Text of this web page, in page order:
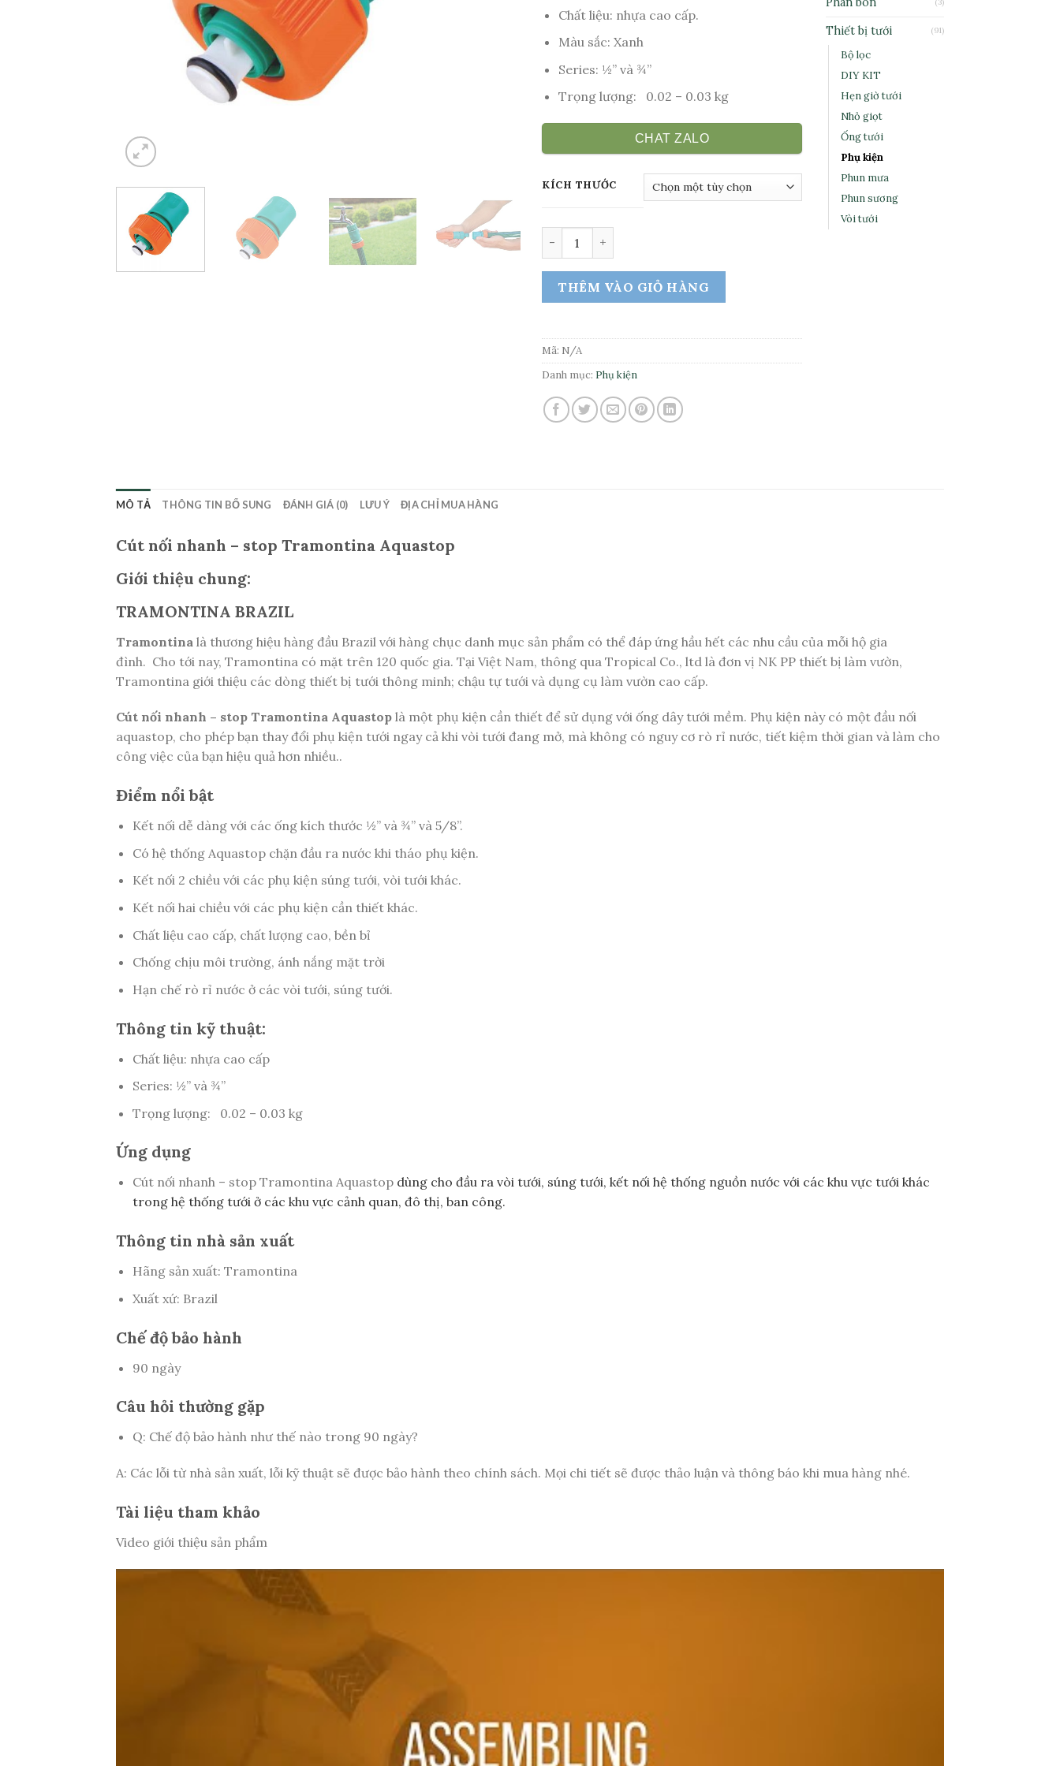
Chất liệu: nhựa cao cấp.
Màu sắc: Xanh
Series: ½” và ¾”
Trọng lượng: 0.02 – 0.03 kg
CHAT ZALO
KÍCH THƯỚC
THÊM VÀO GIỎ HÀNG
Mã: N/A
Danh mục: Phụ kiện
(3)
Thiết bị tưới (91)
Bộ lọc
DIY KIT
Hẹn giờ tưới
Nhỏ giọt
Ống tưới
Phụ kiện
Phun mưa
Phun sương
Vòi tưới
MÔ TẢ THÔNG TIN BỔ SUNG ĐÁNH GIÁ (0) LƯU Ý ĐỊA CHỈ MUA HÀNG
Cút nối nhanh – stop Tramontina Aquastop
Giới thiệu chung:
TRAMONTINA BRAZIL
Tramontina là thương hiệu hàng đầu Brazil với hàng chục danh mục sản phẩm có thể đáp ứng hầu hết các nhu cầu của mỗi hộ gia
đình. Cho tới nay, Tramontina có mặt trên 120 quốc gia. Tại Việt Nam, thông qua Tropical Co., ltd là đơn vị NK PP thiết bị làm vườn,
Tramontina giới thiệu các dòng thiết bị tưới thông minh; chậu tự tưới và dụng cụ làm vườn cao cấp.
Cút nối nhanh – stop Tramontina Aquastop là một phụ kiện cần thiết để sử dụng với ống dây tưới mềm. Phụ kiện này có một đầu nối
aquastop, cho phép bạn thay đổi phụ kiện tưới ngay cả khi vòi tưới đang mở, mà không có nguy cơ rò rỉ nước, tiết kiệm thời gian và làm cho
công việc của bạn hiệu quả hơn nhiều..
Điểm nổi bật
Kết nối dễ dàng với các ống kích thước ½” và ¾” và 5/8”.
Có hệ thống Aquastop chặn đầu ra nước khi tháo phụ kiện.
Kết nối 2 chiều với các phụ kiện súng tưới, vòi tưới khác.
Kết nối hai chiều với các phụ kiện cần thiết khác.
Chất liệu cao cấp, chất lượng cao, bền bỉ
Chống chịu môi trường, ánh nắng mặt trời
Hạn chế rò rỉ nước ở các vòi tưới, súng tưới.
Thông tin kỹ thuật:
Chất liệu: nhựa cao cấp
Series: ½” và ¾”
Trọng lượng: 0.02 – 0.03 kg
Ứng dụng
Cút nối nhanh – stop Tramontina Aquastop dùng cho đầu ra vòi tưới, súng tưới, kết nối hệ thống nguồn nước với các khu vực tưới khác
trong hệ thống tưới ở các khu vực cảnh quan, đô thị, ban công.
Thông tin nhà sản xuất
Hãng sản xuất: Tramontina
Xuất xứ: Brazil
Chế độ bảo hành
90 ngày
Câu hỏi thường gặp
Q: Chế độ bảo hành như thế nào trong 90 ngày?
A: Các lỗi từ nhà sản xuất, lỗi kỹ thuật sẽ được bảo hành theo chính sách. Mọi chi tiết sẽ được thảo luận và thông báo khi mua hàng nhé.
Tài liệu tham khảo
Video giới thiệu sản phẩm